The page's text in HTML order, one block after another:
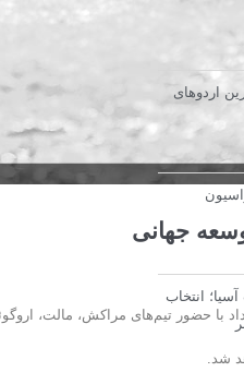
جهانی
با حضور تیم‌های مراکش، مالت،
اردوهای
انتخاب